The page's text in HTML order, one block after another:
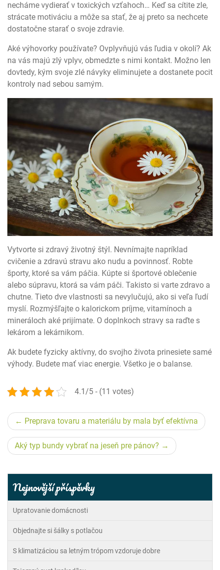
necháme vydierať v toxických vzťahoch… Keď sa cítite zle,
strácate motiváciu a môže sa stať, že aj preto sa nechcete
dostatočne starať o svoje zdravie.
Aké výhovorky používate? Ovplyvňujú vás ľudia v okolí? Ak
na vás majú zlý vplyv, obmedzte s nimi kontakt. Možno len
dovtedy, kým svoje zlé návyky eliminujete a dostanete pocit
kontroly nad sebou samým.
Vytvorte si zdravý životný štýl. Nevnímajte napríklad
cvičenie a zdravú stravu ako nudu a povinnosť. Robte
športy, ktoré sa vám páčia. Kúpte si športové oblečenie
alebo súpravu, ktorá sa vám páči. Takisto si varte zdravo a
chutne. Tieto dve vlastnosti sa nevylučujú, ako si veľa ľudí
myslí. Rozmýšľajte o kalorickom príjme, vitamínoch a
mineráloch aké prijímate. O doplnkoch stravy sa raďte s
lekárom a lekárnikom.
Ak budete fyzicky aktívny, do svojho života prinesiete samé
výhody. Budete mať viac energie. Všetko je o balanse.
4.1/5 - (11 votes)
Navigace
pro
příspěvek
Preprava tovaru a materiálu by mala byť efektívna
Aký typ bundy vybrať na jeseň pre pánov?
Nejnovější příspěvky
Upratovanie domácnosti
Objednajte si šálky s potlačou
S klimatizáciou sa letným trópom vzdoruje dobre